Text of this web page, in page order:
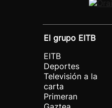
El grupo EITB
EITB
Deportes
Televisión a la
carta
Primeran